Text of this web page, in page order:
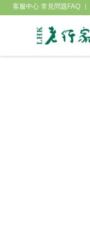
客服中心 常見問題FAQ